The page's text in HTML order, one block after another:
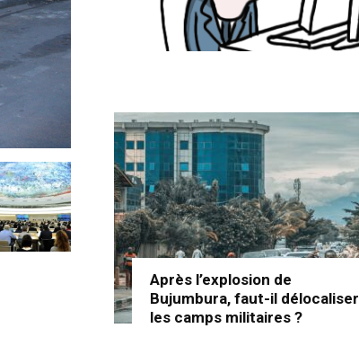
Après l’explosion de
Bujumbura, faut-il délocaliser
les camps militaires ?